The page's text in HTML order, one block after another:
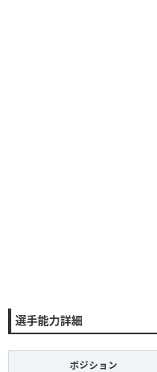
選手能力詳細
ポジション